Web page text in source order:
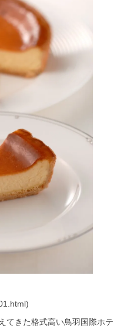
てきた格式高い鳥羽国際ホテ